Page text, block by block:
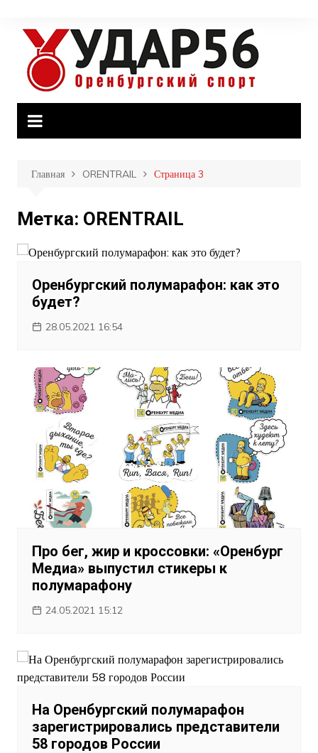
содержимому
Главная ORENTRAIL Страница 3
Метка: ORENTRAIL
Оренбургский полумарафон: как это
будет?
28.05.2021 16:54
Про бег, жир и кроссовки: «Оренбург
Медиа» выпустил стикеры к
полумарафону
24.05.2021 15:12
На Оренбургский полумарафон
зарегистрировались представители
58 городов России